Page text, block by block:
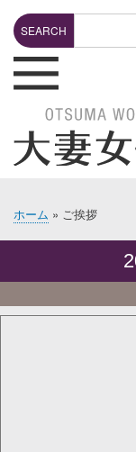
検索
SEARCH
header-bottuns
パ
ず
ホーム ご挨拶